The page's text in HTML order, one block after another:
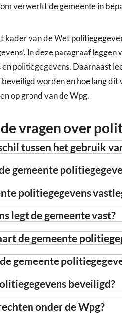
verwerkt de gemeente in
kader van de Wet
In deze paragraaf leggen
en politiegegevens. Daarnaast
beveiligd worden en hoe lang
op grond van de Wpg.
vragen over
tussen het gebruik
gemeente
politiegegevens
legt de gemeente vast?
de gemeente
gemeente
beveiligd?
onder de Wpg?